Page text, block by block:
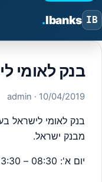
IB
Ibanks
.
בנק לאומי לישראל סניף 614
10/04/2019
· admin
מבנק ישראל.
יום א': 08:30 – 13:30 יום ב': 08:30 – 13:00 16:00 – 18:00 יום ג': 08:30 – 13:30 יום ד': 08:30 – 13:00 16:00 – 18:00 יום ה': 08:30 – 13:30 יום ו': סגור